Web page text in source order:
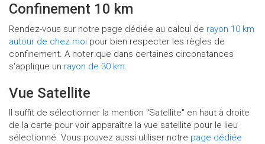
Confinement 10 km
Rendez-vous sur notre page dédiée au calcul de rayon 10 km
autour de chez moi pour bien respecter les règles de
confinement. A noter que dans certaines circonstances
s'applique un rayon de 30 km
Vue Satellite
Il suffit de sélectionner la mention "Satellite" en haut à droite
de la carte pour voir apparaître la vue satellite pour le lieu
sélectionné. Vous pouvez aussi utiliser notre page dédiée